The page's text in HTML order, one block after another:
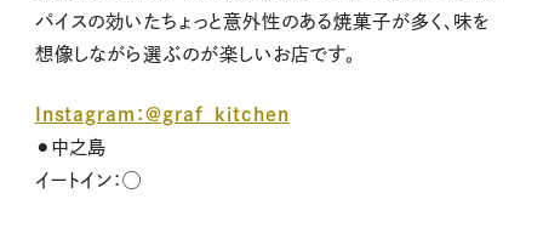
パイスの効いたちょっと意外性のある焼菓子が多く、味を
想像しながら選ぶのが楽しいお店です。
Instagram：@graf_kitchen
⚫︎中之島
イートイン：◯